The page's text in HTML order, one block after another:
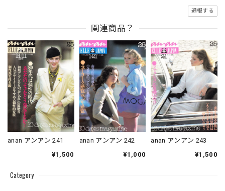
Category
通報する
関連商品？
anan アンアン 241
¥1,500
anan アンアン 242
¥1,000
anan アンアン 243
¥1,500